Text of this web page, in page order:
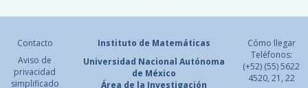
Contacto
Aviso de
privacidad
simplificado
Instituto de Matemáticas
Universidad Nacional Autónoma
de México
Área de la Investigación
Cómo llegar
Teléfonos:
(+52) (55) 5622
4520, 21, 22